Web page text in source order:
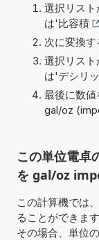
選択リス
は'比容積
次に変換
選択リス
は'デシリ
最後に数
gal/oz
この単位電卓
を gal/oz
この計算機では
ることができま
その場合、単位